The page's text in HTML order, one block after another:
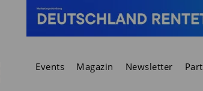
Events Magazin Newsletter